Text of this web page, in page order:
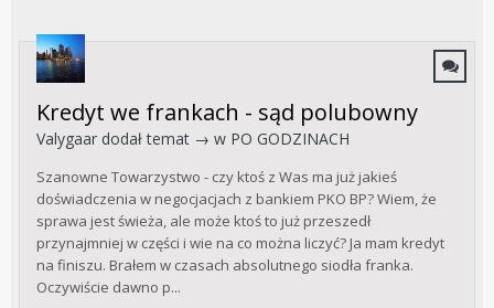
Kredyt we frankach - sąd polubowny
Valygaar dodał temat → w PO GODZINACH
Szanowne Towarzystwo - czy ktoś z Was ma już jakieś
doświadczenia w negocjacjach z bankiem PKO BP? Wiem, że
sprawa jest świeża, ale może ktoś to już przeszedł
przynajmniej w części i wie na co można liczyć? Ja mam kredyt
na finiszu. Brałem w czasach absolutnego siodła franka.
Oczywiście dawno p...